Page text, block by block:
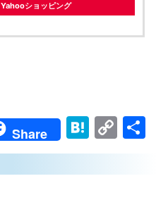
Yahooショッピング
Share
H
at
e
C